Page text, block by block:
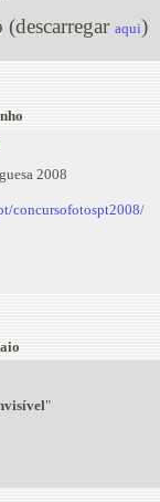
aqui)
2008
concursofotospt2008/
"